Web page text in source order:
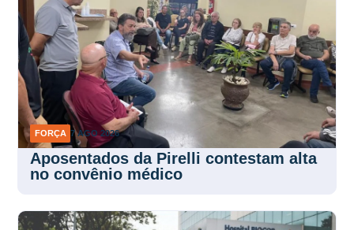
FORÇA 7 AGO 2026
Aposentados da Pirelli contestam alta
no convênio médico